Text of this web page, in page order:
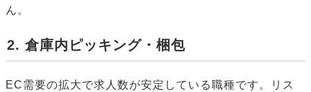
ん。
2. 倉庫内ピッキング・梱包
EC需要の拡大で求人数が安定している職種です。リス